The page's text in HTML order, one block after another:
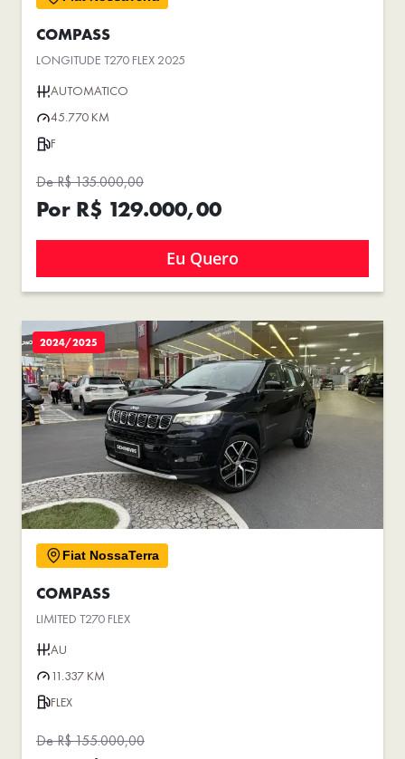
COMPASS
LONGITUDE T270 FLEX 2025
AUTOMATICO
45.770 KM
F
De R$ 135.000,00
Por R$ 129.000,00
Eu Quero
2024/2025
Fiat NossaTerra
COMPASS
LIMITED T270 FLEX
AU
11.337 KM
FLEX
De R$ 155.000,00